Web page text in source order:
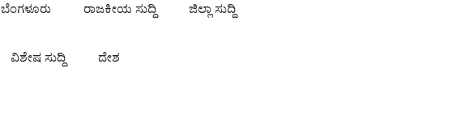
ಬೆಂಗಳೂರು ರಾಜಕೀಯ ಸುದ್ದಿ ಜಿಲ್ಲಾ ಸುದ್ದಿ
ವಿಶೇಷ ಸುದ್ದಿ ದೇಶ